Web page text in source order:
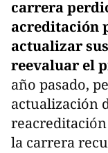
carrera
acreditación
actualizar
reevaluar el
año pasado,
actualización
la carrera